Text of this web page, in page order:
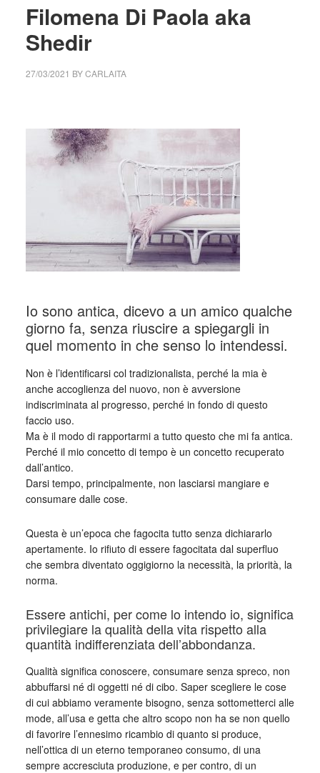
Filomena Di Paola aka
Shedir
27/03/2021 BYCARLAITA
Io sono antica, dicevo a un amico qualche
giorno fa, senza riuscire a spiegargli in
quel momento in che senso lo intendessi.
Non è l’identificarsi col tradizionalista, perché la mia è
anche accoglienza del nuovo, non è avversione
indiscriminata al progresso, perché in fondo di questo
faccio uso.
Ma è il modo di rapportarmi a tutto questo che mi fa antica.
Perché il mio concetto di tempo è un concetto recuperato
dall’antico.
Darsi tempo, principalmente, non lasciarsi mangiare e
consumare dalle cose.
Questa è un’epoca che fagocita tutto senza dichiararlo
apertamente. Io rifiuto di essere fagocitata dal superfluo
che sembra diventato oggigiorno la necessità, la priorità, la
norma.
Essere antichi, per come lo intendo io, significa
privilegiare la qualità della vita rispetto alla
quantità indifferenziata dell’abbondanza.
Qualità significa conoscere, consumare senza spreco, non
abbuffarsi né di oggetti né di cibo. Saper scegliere le cose
di cui abbiamo veramente bisogno, senza sottometterci alle
mode, all’usa e getta che altro scopo non ha se non quello
di favorire l’ennesimo ricambio di quanto si produce,
nell’ottica di un eterno temporaneo consumo, di una
sempre accresciuta produzione, e per contro, di un